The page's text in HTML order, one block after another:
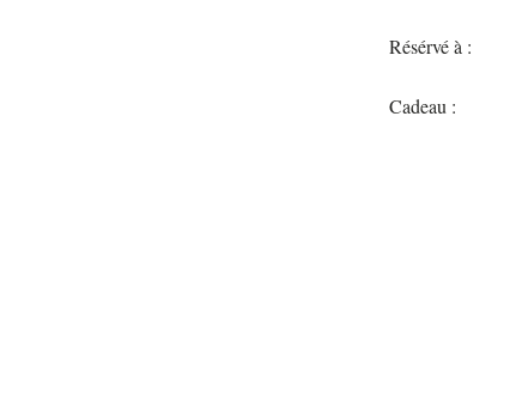
Résérvé à :
Cadeau :